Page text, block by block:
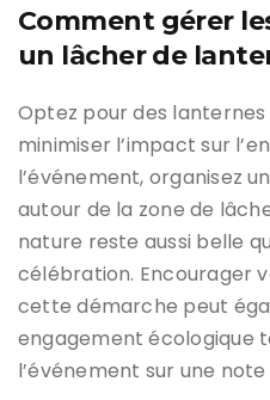
Comment gérer
un lâcher de
Optez pour des
minimiser l’impact sur
l’événement, organisez
autour de la zone de
nature reste aussi belle
célébration. Encourager
cette démarche peut
engagement écologique
l’événement sur une